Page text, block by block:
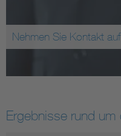
Nehmen Sie Kontakt auf
Ergebnisse rund